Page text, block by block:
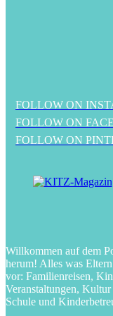
FOLLOW ON
FOLLOW ON
FOLLOW ON
Willkommen auf dem
herum! Alles was
vor: Familienreisen,
Veranstaltungen,
Schule und